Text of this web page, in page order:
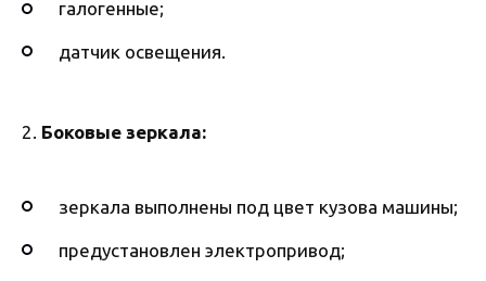
галогенные;
датчик освещения.
2. Боковые зеркала:
зеркала выполнены под цвет кузова машины;
предустановлен электропривод;